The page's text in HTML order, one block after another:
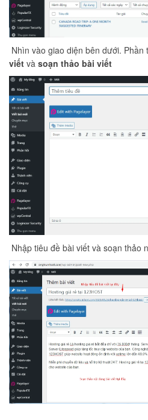
Nhìn vào giao diện bên dưới. Phần
viết và soạn thảo bài viết
Nhập tiêu đề bài viết và soạn thảo